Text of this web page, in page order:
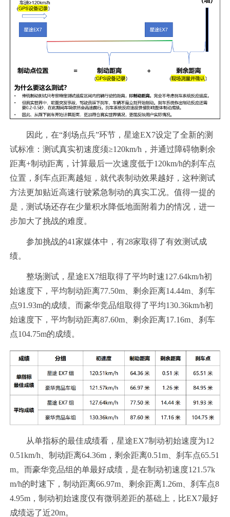
因此，在“刹场点兵”环节，星途EX7设定了全新的测
试标准：测试真实初速度须≥120km/h，并通过障碍物剩余
距离+制动距离，计算最后一次速度低于120km/h的刹车点
位置，刹车点距离越短，就代表制动效果越好，这种测试
方法更加贴近高速行驶紧急制动的真实工况。值得一提的
是，测试场还存在少量积水降低地面附着力的情况，进一
步加大了挑战的难度。
参加挑战的41家媒体中，有28家取得了有效测试成
绩。
整场测试，星途EX7组取得了平均时速127.64km/h初
始速度下，平均制动距离77.50m、剩余距离14.44m、刹车
点91.93m的成绩。而豪华竞品组取得了平均130.36km/h初
始速度下，平均制动距离87.60m、剩余距离17.16m、刹车
点104.75m的成绩。
从单指标的最佳成绩看，星途EX7制动初始速度为12
0.51km/h、制动距离64.36m，剩余距离0.51m、刹车点65.51
m。而豪华竞品组的单最好成绩，是在制动初速度121.57k
m/h的时速下，制动距离66.97m、剩余距离1.26m、刹车点8
4.95m，制动初始速度仅有微弱差距的基础上，比EX7最好
成绩远了近20m。